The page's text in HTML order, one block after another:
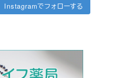
Instagramでフォローする